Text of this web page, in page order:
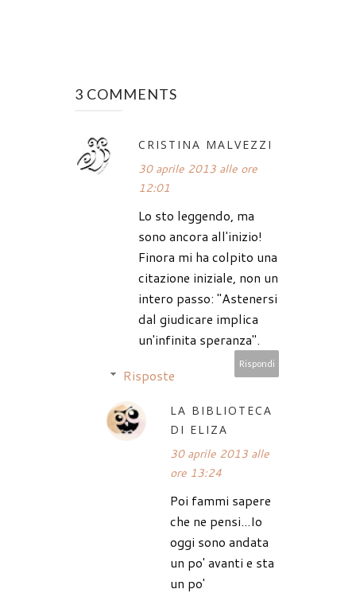
3 COMMENTS
CRISTINA MALVEZZI
30 aprile 2013 alle ore
12:01
Lo sto leggendo, ma
sono ancora all'inizio!
Finora mi ha colpito una
citazione iniziale, non un
intero passo: "Astenersi
dal giudicare implica
un'infinita speranza".
Rispondi
Risposte
LA BIBLIOTECA
DI ELIZA
30 aprile 2013 alle
ore 13:24
Poi fammi sapere
che ne pensi...Io
oggi sono andata
un po' avanti e sta
un po'